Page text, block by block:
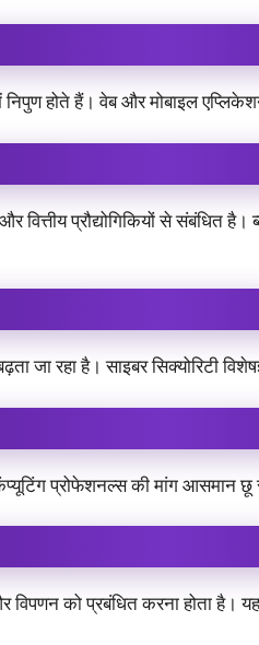
होते हैं। वेब और मोबाइल
प्रौद्योगिकियों से संबंधित
जा रहा है। साइबर सिक्योरिटी
प्रोफेशनल्स की मांग आसमान
विपणन को प्रबंधित करना होता